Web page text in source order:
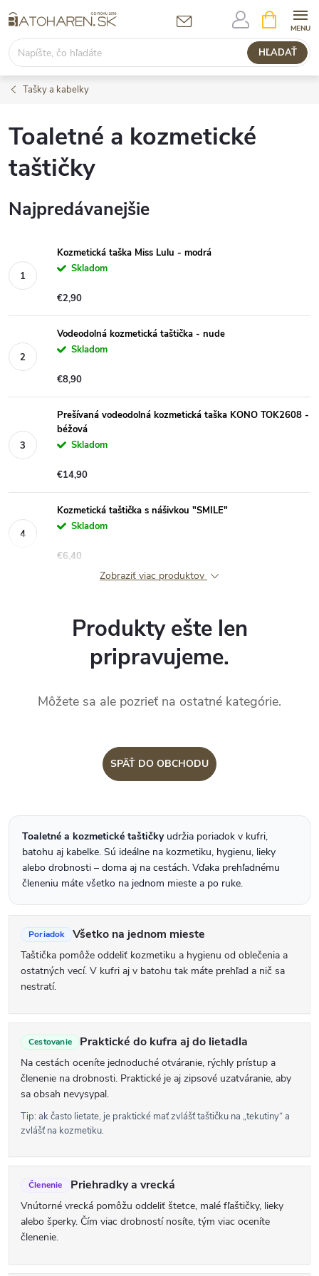
na
obsah
HĽADAŤ
KOŠÍK
Tašky a kabelky
Toaletné a kozmetické
taštičky
Najpredávanejšie
Kozmetická taška Miss Lulu - modrá
Skladom
€2,90
Vodeodolná kozmetická taštička - nude
Skladom
€8,90
Prešívaná vodeodolná kozmetická taška KONO TOK2608 -
béžová
Skladom
€14,90
Kozmetická taštička s nášivkou "SMILE"
Skladom
€6,40
Zobraziť viac produktov
Produkty ešte len
pripravujeme.
Môžete sa ale pozrieť na ostatné kategórie.
SPÄŤ DO OBCHODU
Toaletné a kozmetické taštičkyudržia poriadok v kufri,
batohu aj kabelke. Sú ideálne na kozmetiku, hygienu, lieky
alebo drobnosti – doma aj na cestách. Vďaka prehľadnému
členeniu máte všetko na jednom mieste a po ruke.
Poriadok Všetko na jednom mieste
Taštička pomôže oddeliť kozmetiku a hygienu od oblečenia a
ostatných vecí. V kufri aj v batohu tak máte prehľad a nič sa
nestratí.
Cestovanie Praktické do kufra aj do lietadla
Na cestách oceníte jednoduché otváranie, rýchly prístup a
členenie na drobnosti. Praktické je aj zipsové uzatváranie, aby
sa obsah nevysypal.
Tip: ak často lietate, je praktické mať zvlášť taštičku na „tekutiny“ a
zvlášť na kozmetiku.
Členenie Priehradky a vrecká
Vnútorné vrecká pomôžu oddeliť štetce, malé fľaštičky, lieky
alebo šperky. Čím viac drobností nosíte, tým viac oceníte
členenie.